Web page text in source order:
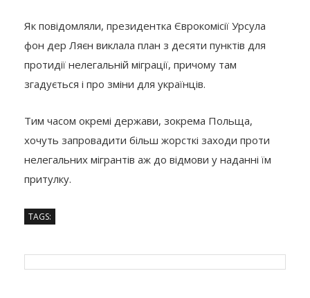
Як повідомляли, президентка Єврокомісії Урсула
фон дер Ляєн виклала план з десяти пунктів для
протидії нелегальній міграції, причому там
згадується і про зміни для українців.
Тим часом окремі держави, зокрема Польща,
хочуть запровадити більш жорсткі заходи проти
нелегальних мігрантів аж до відмови у наданні їм
притулку.
TAGS: